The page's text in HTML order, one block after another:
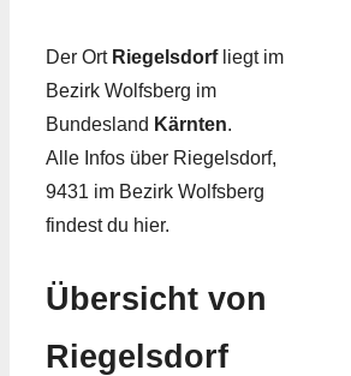
Der Ort Riegelsdorfliegt im
Bezirk Wolfsberg im
Bundesland Kärnten.
Alle Infos über Riegelsdorf,
9431 im Bezirk Wolfsberg
findest du hier.
Übersicht von
Riegelsdorf